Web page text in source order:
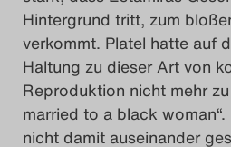
Hintergrund tritt, zum
verkommt. Platel hatte auf
Haltung zu dieser Art von
Reproduktion nicht mehr
married to a black
nicht damit auseinander